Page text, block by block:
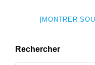
[MONTRER
Rechercher